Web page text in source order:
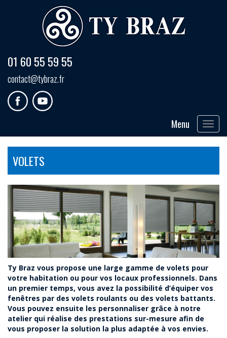
01 60 55 59 55
contact@tybraz.fr
Toggle
Menu
VOLETS
Ty Braz vous propose une large gamme de volets pour
votre habitation ou pour vos locaux professionnels. Dans
un premier temps, vous avez la possibilité d’équiper vos
fenêtres par des volets roulants ou des volets battants.
Vous pouvez ensuite les personnaliser grâce à notre
atelier qui réalise des prestations sur-mesure afin de
vous proposer la solution la plus adaptée à vos envies.